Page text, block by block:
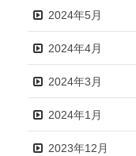
2024年5月
2024年4月
2024年3月
2024年1月
2023年12月